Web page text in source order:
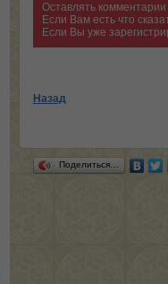
Оставлять
Если Вам есть что
Если Вы уже
Назад
Поделиться…